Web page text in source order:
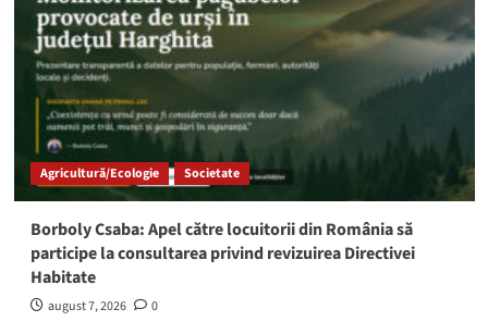
Agricultură/Ecologie Societate
Borboly Csaba: Apel către locuitorii din România să
participe la consultarea privind revizuirea Directivei
Habitate
august 7, 2026 0